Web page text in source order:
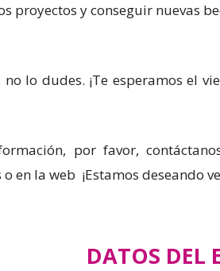
proyectos y conseguir nuevas
no lo dudes. ¡Te esperamos el
por favor,
en la web ¡Estamos deseando
DATOS DEL